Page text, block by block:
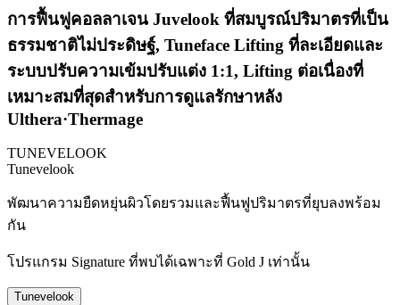
การฟื้นฟูคอลลาเจน Juvelook ที่สมบูรณ์ปริมาตรที่เป็น
ธรรมชาติไม่ประดิษฐ์, Tuneface Lifting ที่ละเอียดและ
ระบบปรับความเข้มปรับแต่ง 1:1, Lifting ต่อเนื่องที่
เหมาะสมที่สุดสำหรับการดูแลรักษาหลัง
Ulthera·Thermage
TUNEVELOOK
Tunevelook
พัฒนาความยืดหยุ่นผิวโดยรวมและฟื้นฟูปริมาตรที่ยุบลงพร้อม
กัน
โปรแกรม Signature ที่พบได้เฉพาะที่ Gold J เท่านั้น
Tunevelook